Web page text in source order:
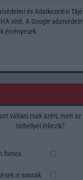
és Adatkezelési
védi. A Google
érvényesek.
váltani csak azért, mert
tárhellyel érkezik?
fontos
is vannak